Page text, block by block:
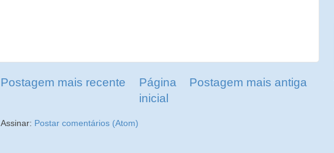
Postagem mais recente Postagem mais antiga
Página
inicial
Assinar: Postar comentários (Atom)